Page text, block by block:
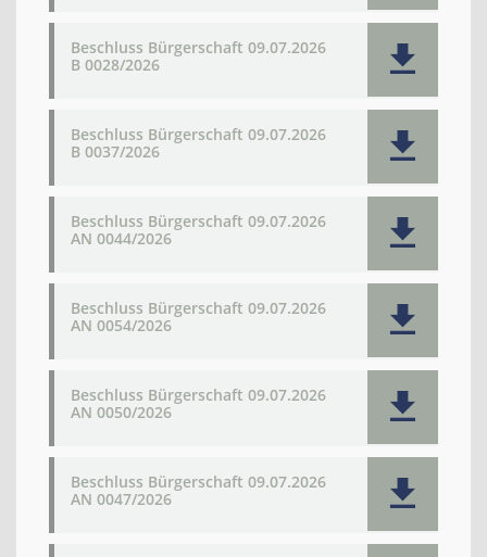
Beschluss Bürgerschaft 09.07.2026
B 0028/2026
Beschluss Bürgerschaft 09.07.2026
B 0037/2026
Beschluss Bürgerschaft 09.07.2026
AN 0044/2026
Beschluss Bürgerschaft 09.07.2026
AN 0054/2026
Beschluss Bürgerschaft 09.07.2026
AN 0050/2026
Beschluss Bürgerschaft 09.07.2026
AN 0047/2026